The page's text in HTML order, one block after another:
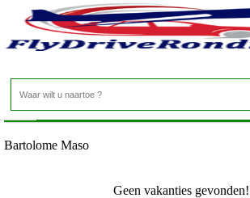
Cuba - Oosten -
Home>
Bartolome Maso
Geen vakanties gevonden!